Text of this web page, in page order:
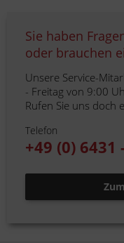
Sie haben
oder brauchen
Unsere Service-
- Freitag von 9:00
Rufen Sie uns doch
Telefon
+49 (0) 6431